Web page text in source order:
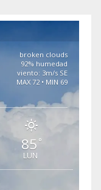
broken clouds
92% humedad
viento: 3m/s SE
MAX 72 • MIN 69
85 °
LUN